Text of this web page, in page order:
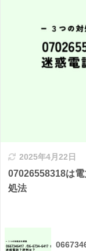
2025年4月22日
07026558318は
処法